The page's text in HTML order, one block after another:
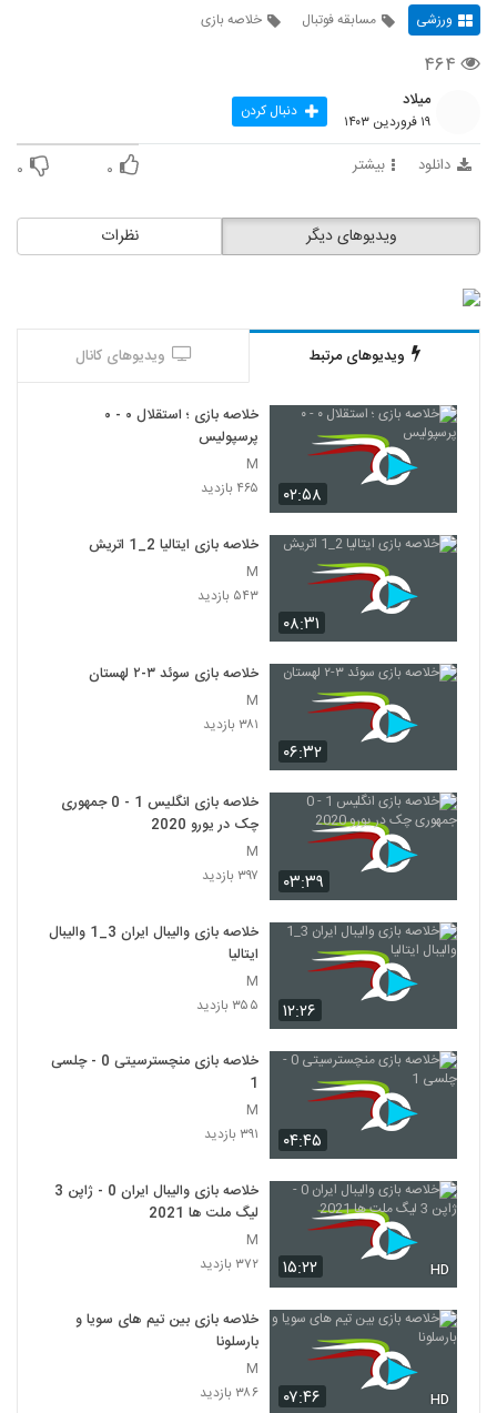
ورزشی مسابقه فوتبال خلاصه بازی
۴۶۴
میلاد
۱۹ فروردین ۱۴۰۳ دنبال کردن
دانلود بیشتر ۰ ۰
نظرات ویدیوهای دیگر
ویدیوهای مرتبط ویدیوهای کانال
۰۲:۵۸
خلاصه بازی ؛ استقلال ۰ - ۰
پرسپولیس
M
۴۶۵ بازدید
۰۸:۳۱
خلاصه بازی ایتالیا 2_1 اتريش
M
۵۴۳ بازدید
۰۶:۳۲
خلاصه بازی سوئد ۳-۲ لهستان
M
۳۸۱ بازدید
۰۳:۳۹
خلاصه بازی انگلیس 1 - 0 جمهوری
چک در یورو 2020
M
۳۹۷ بازدید
۱۲:۲۶
خلاصه بازی والیبال ایران 3_1 والیبال
ایتالیا
M
۳۵۵ بازدید
۰۴:۴۵
خلاصه بازی منچسترسیتی 0 - چلسی
1
M
۳۹۱ بازدید
۱۵:۲۲ HD
خلاصه بازی والیبال ایران 0 - ژاپن 3
لیگ ملت ها 2021
M
۳۷۲ بازدید
۰۷:۴۶ HD
خلاصه بازی بین تیم های سویا و
بارسلونا
M
۳۸۶ بازدید